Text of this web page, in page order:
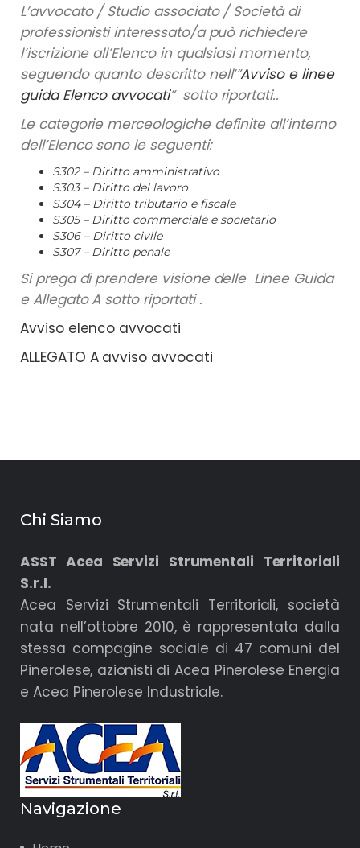
L’avvocato / Studio associato / Società di
professionisti interessato/a può richiedere
l’iscrizione all’Elenco in qualsiasi momento,
seguendo quanto descritto nell’”Avviso e linee
guida Elenco avvocati” sotto riportati..
Le categorie merceologiche definite all’interno
dell’Elenco sono le seguenti:
S302 – Diritto amministrativo
S303 – Diritto del lavoro
S304 – Diritto tributario e fiscale
S305 – Diritto commerciale e societario
S306 – Diritto civile
S307 – Diritto penale
Si prega di prendere visione delle Linee Guida
e Allegato A sotto riportati .
Avviso elenco avvocati
ALLEGATO A avviso avvocati
Chi Siamo
ASST Acea Servizi Strumentali Territoriali
S.r.l.
Acea Servizi Strumentali Territoriali, società
nata nell’ottobre 2010, è rappresentata dalla
stessa compagine sociale di 47 comuni del
Pinerolese, azionisti di Acea Pinerolese Energia
e Acea Pinerolese Industriale.
Navigazione